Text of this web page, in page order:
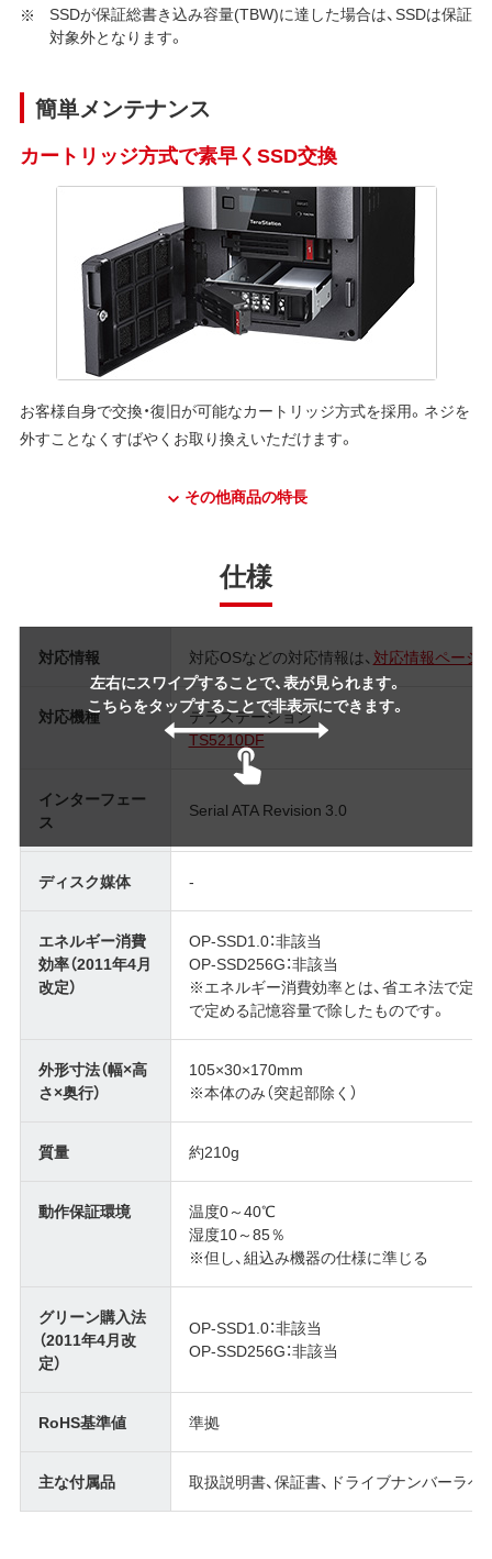
SSDが保証総書き込み容量(TBW)に達した場合は、SSDは保証
対象外となります。
簡単メンテナンス
カートリッジ方式で素早くSSD交換
お客様自身で交換・復旧が可能なカートリッジ方式を採用。ネジを
外すことなくすばやくお取り換えいただけます。
その他商品の特長
仕様
左右にスワイプすることで、表が見られます。
こちらをタップすることで非表示にできます。
対応情報 対応OSなどの対応情報は、 対応情報ページ
対応機種
テラステーション
TS5210DF
インターフェー
ス
Serial ATA Revision 3.0
ディスク媒体 -
エネルギー消費
効率（2011年4月
改定）
OP-SSD1.0：非該当
OP-SSD256G：非該当
※エネルギー消費効率とは、省エネ法で定
で定める記憶容量で除したものです。
外形寸法（幅×高
さ×奥行）
105×30×170mm
※本体のみ（突起部除く）
質量 約210g
動作保証環境
温度0～40℃
湿度10～85％
※但し、組込み機器の仕様に準じる
グリーン購入法
（2011年4月改
定）
OP-SSD1.0：非該当
OP-SSD256G：非該当
RoHS基準値 準拠
主な付属品 取扱説明書、保証書、ドライブナンバーラベ